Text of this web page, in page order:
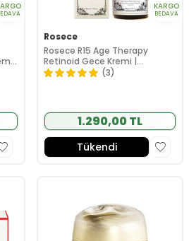
KARGO
BEDAVA
Rosece
Rosece R15 Age Therapy
Retinoid Gece Kremi |
Pürüzsüz Görünüm
(3)
1.290,00 TL
Tükendi